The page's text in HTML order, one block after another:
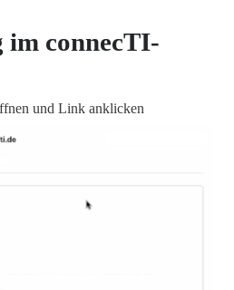
im connecTI-
und Link anklicken